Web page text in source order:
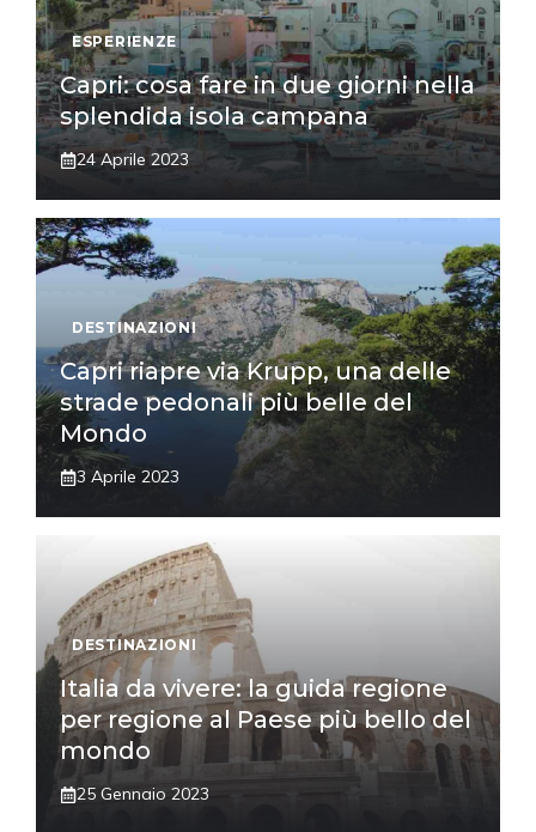
ESPERIENZE
Capri: cosa fare in due giorni nella
splendida isola campana
24 Aprile 2023
DESTINAZIONI
Capri riapre via Krupp, una delle
strade pedonali più belle del
Mondo
3 Aprile 2023
DESTINAZIONI
Italia da vivere: la guida regione
per regione al Paese più bello del
mondo
25 Gennaio 2023